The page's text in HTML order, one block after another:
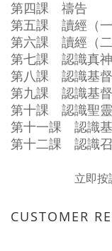
第四課 禱告
第五課 讀經（一
第六課 讀經（二
第七課 認識真神
第八課 認識基督
第九課 認識基督
第十課 認識聖靈
第十一課 認識
第十二課 認識
立即
CUSTOMER